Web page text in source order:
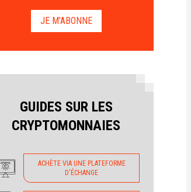
JE M'ABONNE
GUIDES SUR LES
CRYPTOMONNAIES
ACHÈTE VIA UNE PLATEFORME
D'ÉCHANGE